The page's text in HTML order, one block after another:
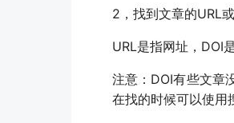
2，找到文章的URL
URL是指网址，DOI
注意：DOI有些文章
在找的时候可以使用